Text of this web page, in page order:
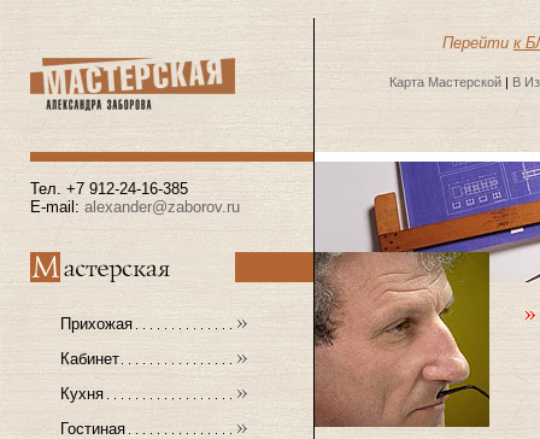
Перейти к
Карта Мастерской | В
Тел. +7 912-24-16-385
E-mail: alexander@zaborov.ru
Прихожая
Кабинет
Кухня
Гостиная